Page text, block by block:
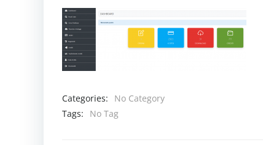
Categories:
No Category
Tags:
No Tag